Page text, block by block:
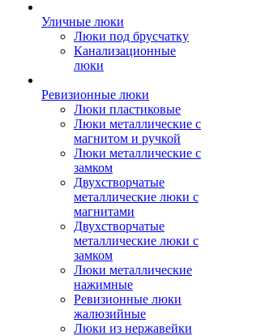
Уличные люки
Люки под брусчатку
Канализационные
люки
Ревизионные люки
Люки пластиковые
Люки металлические с
магнитом и ручкой
Люки металлические с
замком
Двухстворчатые
металлические люки с
магнитами
Двухстворчатые
металлические люки с
замком
Люки металлические
нажимные
Ревизионные люки
жалюзийные
Люки из нержавейки